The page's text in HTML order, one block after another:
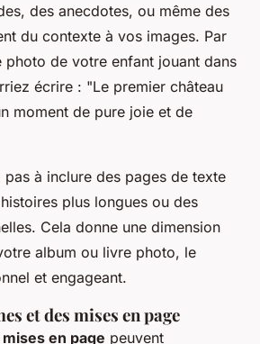
des anecdotes, ou même des
du contexte à vos images. Par
photo de votre enfant jouant dans
écrire : "Le premier château
moment de pure joie et de
pas à inclure des pages de texte
plus longues ou des
Cela donne une dimension
album ou livre photo, le
et engageant.
et des mises en page
en page peuvent